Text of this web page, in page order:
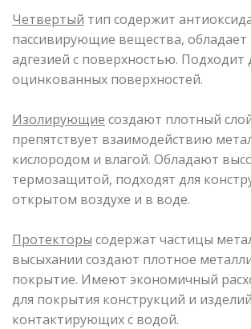
Четвертый тип содержит
пассивирующие вещества, обладает
адгезией с поверхностью. Подходит
оцинкованных поверхностей.
Изолирующие создают плотный
препятствует взаимодействию
кислородом и влагой. Обладают
термозащитой, подходят для
открытом воздухе и в воде.
Протекторы содержат частицы
высыхании создают плотное
покрытие. Имеют экономичный
для покрытия конструкций и
контактирующих с водой.